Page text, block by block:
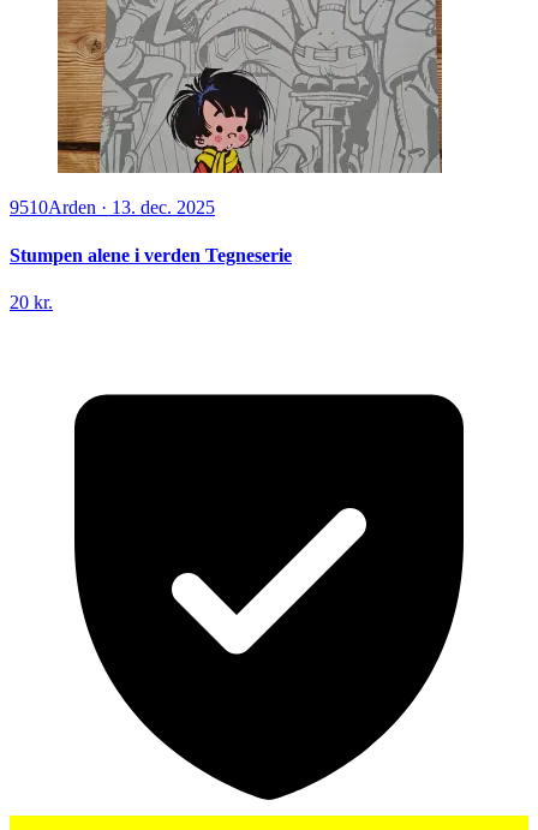
9510Arden · 13. dec. 2025
Stumpen alene i verden Tegneserie
20 kr.